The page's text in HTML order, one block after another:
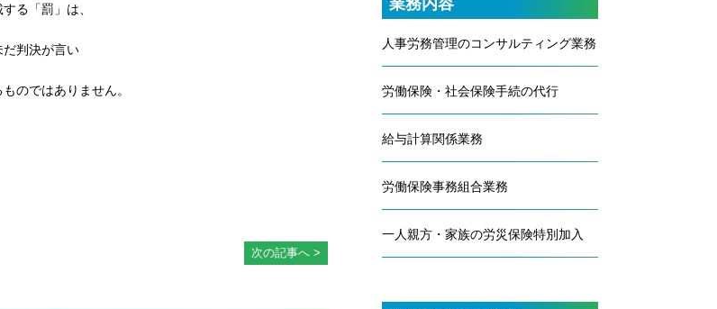
る「罰」は、
判決が言い
のではありません。
次の記事へ
人事労務管理のコンサルティング業務
労働保険・社会保険手続の代行
給与計算関係業務
労働保険事務組合業務
一人親方・家族の労災保険特別加入